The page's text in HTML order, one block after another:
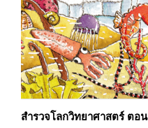
สำรวจโลกวิทยาศาสตร์ ตอ